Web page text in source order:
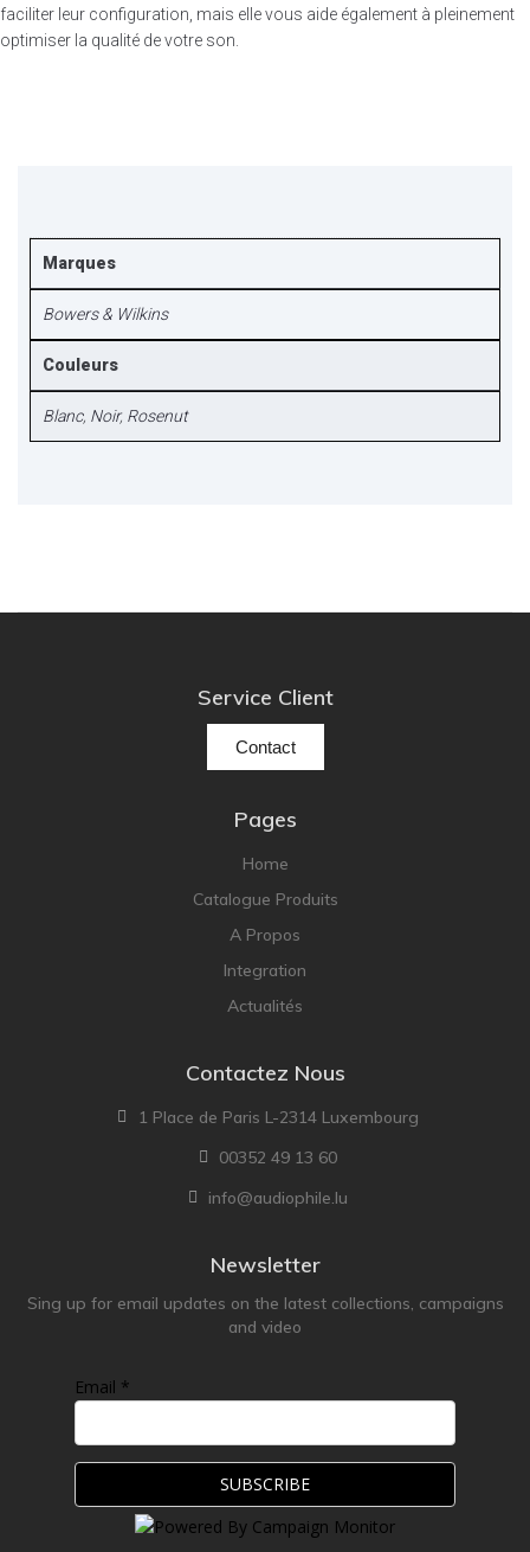
faciliter leur configuration, mais elle vous aide également à pleinement
optimiser la qualité de votre son.
Marques
Bowers & Wilkins
Couleurs
Blanc, Noir, Rosenut
Service Client
Contact
Pages
Home
Catalogue Produits
A Propos
Integration
Actualités
Contactez Nous
1 Place de Paris L-2314 Luxembourg
00352 49 13 60
info@audiophile.lu
Newsletter
Sing up for email updates on the latest collections, campaigns
and video
Email *